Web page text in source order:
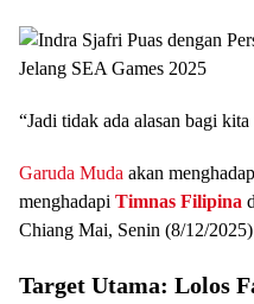
“Jadi tidak ada alasan bagi
Garuda Muda akan
menghadapi Timnas Filipina
Chiang Mai, Senin (8/12/
Target Utama: Lolos